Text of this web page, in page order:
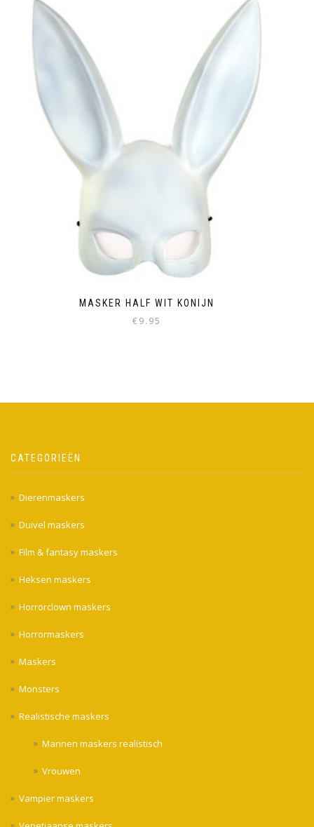
MASKER HALF WIT KONIJN
€9.95
CATEGORIEËN
Dierenmaskers
Duivel maskers
Film & fantasy maskers
Heksen maskers
Horrorclown maskers
Horrormaskers
Maskers
Monsters
Realistische maskers
Mannen maskers realistisch
Vrouwen
Vampier maskers